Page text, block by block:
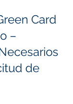
Card
–
de